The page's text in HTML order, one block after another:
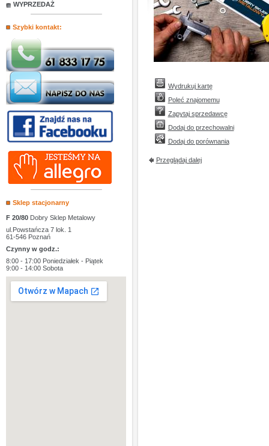
WYPRZEDAŻ
Szybki kontakt:
Sklep stacjonarny
F 20/80 Dobry Sklep Metalowy
ul.Powstańcza 7 lok. 1
61-546 Poznań
Czynny w godz.:
8:00 - 17:00 Poniedziałek - Piątek
9:00 - 14:00 Sobota
Wydrukuj kartę
Poleć znajomemu
Zapytaj sprzedawcę
Dodaj do przechowalni
Dodaj do porównania
Przeglądaj dalej